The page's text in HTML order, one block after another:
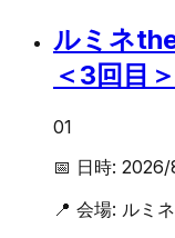
ルミネ
＜3回目＞
01
📅 日時: 2026/
📍 会場: ルミネ